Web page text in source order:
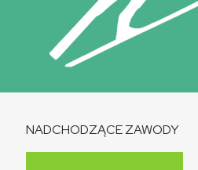
NADCHODZĄCE ZAWODY